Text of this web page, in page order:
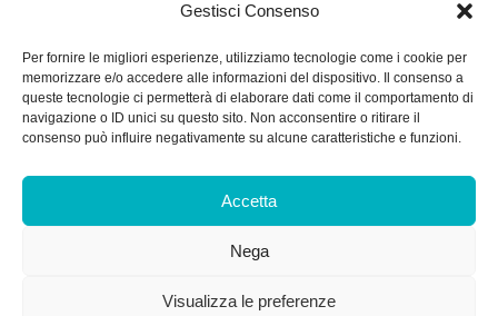
Gestisci Consenso
Per fornire le migliori esperienze, utilizziamo tecnologie come i cookie per
memorizzare e/o accedere alle informazioni del dispositivo. Il consenso a
queste tecnologie ci permetterà di elaborare dati come il comportamento di
navigazione o ID unici su questo sito. Non acconsentire o ritirare il
consenso può influire negativamente su alcune caratteristiche e funzioni.
Accetta
Nega
Visualizza le preferenze
Privacy Policy–Cookie Policy
SOCIAL
Dal Lunedì al Venerdì: 8.00/12.30 - 13.30/17.30
Dal Lunedì al Venerdì: 7.30/11.30 - 13.30/17.00